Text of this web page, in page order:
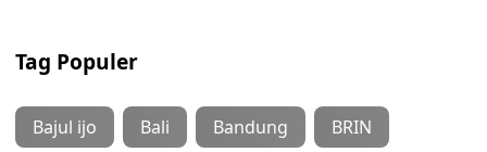
Tag Populer
Bajul ijo Bali Bandung BRIN